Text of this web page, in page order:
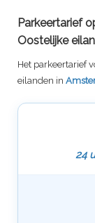
Parkeertarief
Oostelijke
Het parkeertarief
eilanden in
24